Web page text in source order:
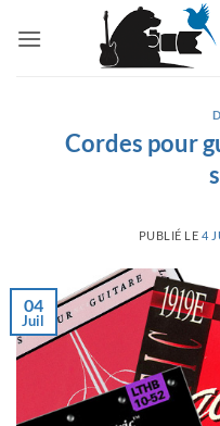
Cordes pour
PUBLIÉ LE4
04
Juil